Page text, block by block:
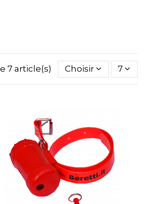
7 article(s) Choisir 7